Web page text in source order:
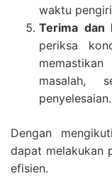
waktu
Terima dan
periksa
masalah,
penyelesaian.
Dengan
dapat melakukan
efisien.